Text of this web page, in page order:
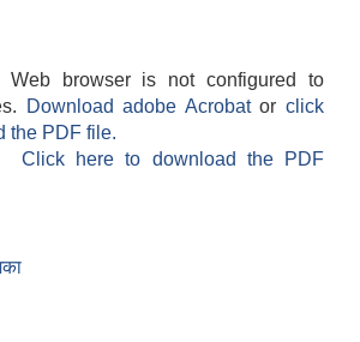
Web browser is not configured to
Download adobe Acrobatorclick
the PDF file.
Click here to download the PDF